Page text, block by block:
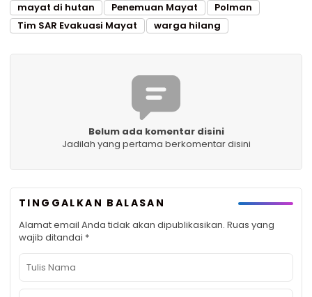
mayat di hutan Penemuan Mayat
Polman
Tim SAR Evakuasi Mayat
warga hilang
Belum ada komentar disini
Jadilah yang pertama berkomentar disini
TINGGALKAN BALASAN
Alamat email Anda tidak akan dipublikasikan. Ruas yang
wajib ditandai *